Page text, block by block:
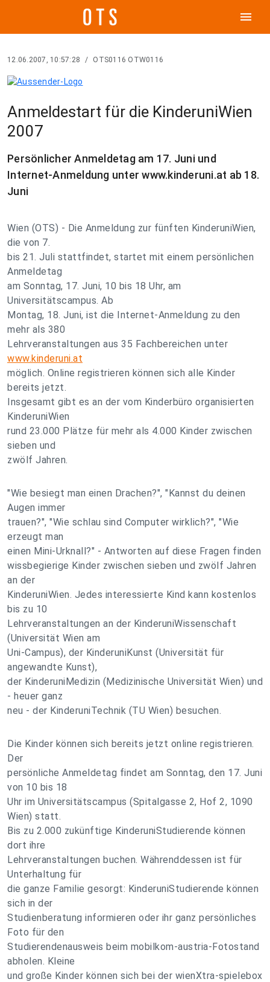
menu
12.06.2007, 10:57:28 / OTS0116 OTW0116
Anmeldestart für die KinderuniWien
2007
Persönlicher Anmeldetag am 17. Juni und
Internet-Anmeldung unter www.kinderuni.at ab 18.
Juni
Wien (OTS) - Die Anmeldung zur fünften KinderuniWien,
die von 7.
bis 21. Juli stattfindet, startet mit einem persönlichen
Anmeldetag
am Sonntag, 17. Juni, 10 bis 18 Uhr, am
Universitätscampus. Ab
Montag, 18. Juni, ist die Internet-Anmeldung zu den
mehr als 380
Lehrveranstaltungen aus 35 Fachbereichen unter
www.kinderuni.at
möglich. Online registrieren können sich alle Kinder
bereits jetzt.
Insgesamt gibt es an der vom Kinderbüro organisierten
KinderuniWien
rund 23.000 Plätze für mehr als 4.000 Kinder zwischen
sieben und
zwölf Jahren.
"Wie besiegt man einen Drachen?", "Kannst du deinen
Augen immer
trauen?", "Wie schlau sind Computer wirklich?", "Wie
erzeugt man
einen Mini-Urknall?" - Antworten auf diese Fragen finden
wissbegierige Kinder zwischen sieben und zwölf Jahren
an der
KinderuniWien. Jedes interessierte Kind kann kostenlos
bis zu 10
Lehrveranstaltungen an der KinderuniWissenschaft
(Universität Wien am
Uni-Campus), der KinderuniKunst (Universität für
angewandte Kunst),
der KinderuniMedizin (Medizinische Universität Wien) und
- heuer ganz
neu - der KinderuniTechnik (TU Wien) besuchen.
Die Kinder können sich bereits jetzt online registrieren.
Der
persönliche Anmeldetag findet am Sonntag, den 17. Juni
von 10 bis 18
Uhr im Universitätscampus (Spitalgasse 2, Hof 2, 1090
Wien) statt.
Bis zu 2.000 zukünftige KinderuniStudierende können
dort ihre
Lehrveranstaltungen buchen. Währenddessen ist für
Unterhaltung für
die ganze Familie gesorgt: KinderuniStudierende können
sich in der
Studienberatung informieren oder ihr ganz persönliches
Foto für den
Studierendenausweis beim mobilkom-austria-Fotostand
abholen. Kleine
und große Kinder können sich bei der wienXtra-spielebox